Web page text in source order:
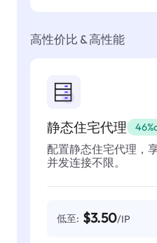
高性价比 & 高性能
静态住宅代理
配置静态住宅代理，
并发连接不限。
低至: $3.50/IP